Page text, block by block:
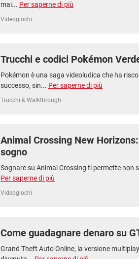
mai... Per saperne di più
Videogiochi
Trucchi e codici Pokémon
Pokémon è una saga videoludica che ha
successo, sin... Per saperne di più
Trucchi & Walkthrough
Animal Crossing New
sogno
Sognare su Animal Crossing ti permette non
Per saperne di più
Videogiochi
Come guadagnare denaro su
Grand Theft Auto Online, la versione